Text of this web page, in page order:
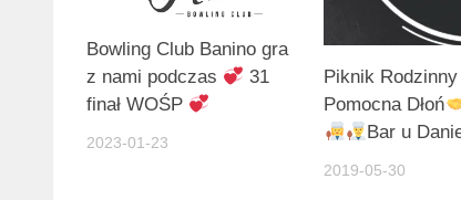
Bowling Club Banino gra
z nami podczas
31
finał WOŚP
2023-01-23
Piknik
Pomocna Dłoń
Bar u
2019-05-30